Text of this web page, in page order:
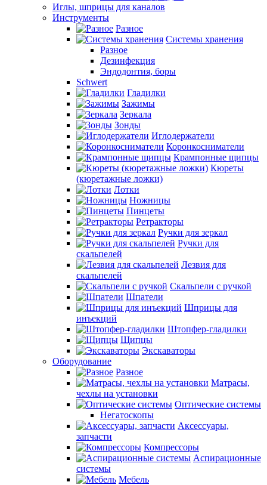
Иглы, шприцы для каналов
Инструменты
Разное
Системы хранения
Разное
Дезинфекция
Эндодонтия, боры
Schwert
Гладилки
Зажимы
Зеркала
Зонды
Иглодержатели
Коронкосниматели
Крампонные щипцы
Кюреты
(кюретажные ложки)
Лотки
Ножницы
Пинцеты
Ретракторы
Ручки для зеркал
Ручки для
скальпелей
Лезвия для
скальпелей
Скальпели с ручкой
Шпатели
Шприцы для
инъекций
Штопфер-гладилки
Щипцы
Экскаваторы
Оборудование
Разное
Матрасы,
чехлы на установки
Оптические системы
Негатоскопы
Аксессуары,
запчасти
Компрессоры
Аспирационные
системы
Мебель